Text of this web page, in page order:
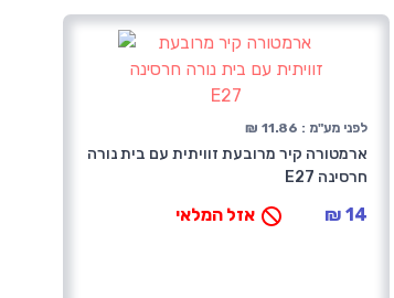
לפני מע"מ : 11.86 ₪
ארמטורה קיר מרובעת זוויתית עם בית נורה
חרסינה E27
14 ₪ אזל המלאי